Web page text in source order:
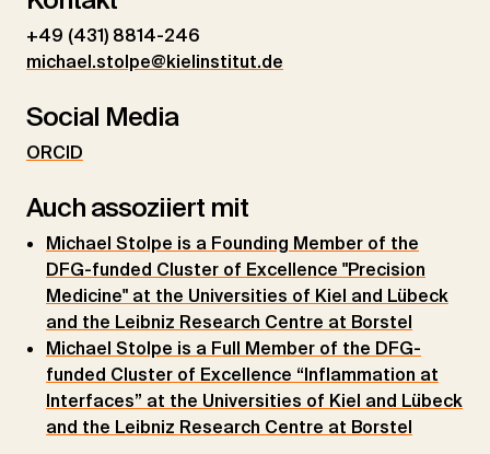
+49 (431) 8814-246
michael.stolpe@kielinstitut.de
Social Media
ORCID
Auch assoziiert mit
Michael Stolpe is a Founding Member of the
DFG-funded Cluster of Excellence "Precision
Medicine" at the Universities of Kiel and Lübeck
and the Leibniz Research Centre at Borstel
Michael Stolpe is a Full Member of the DFG-
funded Cluster of Excellence “Inflammation at
Interfaces” at the Universities of Kiel and Lübeck
and the Leibniz Research Centre at Borstel